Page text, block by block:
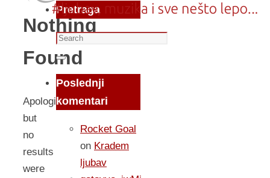
Nothing
Found
Apologies,
but
no
results
were
Pretraga
Search
for:
Search
Poslednji
komentari
Rocket Goal
on Kradem
ljubav